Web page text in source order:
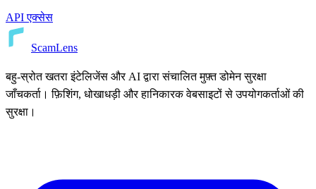
API एक्सेस
ScamLens
बहु-स्रोत खतरा इंटेलिजेंस और AI द्वारा संचालित मुफ़्त डोमेन सुरक्षा
जाँचकर्ता। फ़िशिंग, धोखाधड़ी और हानिकारक वेबसाइटों से उपयोगकर्ताओं की
सुरक्षा।